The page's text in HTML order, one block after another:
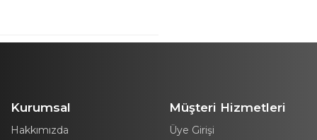
Kurumsal
Hakkımızda
Müşteri Hizmetleri
Üye Girişi